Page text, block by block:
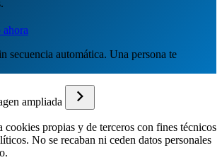
secuencia automática. Una persona te
propias y de terceros con fines técnicos
No se recaban ni ceden datos personales